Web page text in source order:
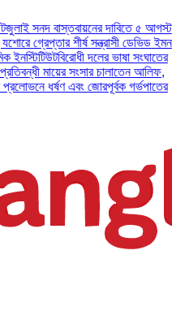
বাস্তবায়নের দাবিতে ৫ আগস্ট
শীর্ষ সন্ত্রাসী ডেভিড ইমন,
বিরোধী দলের ভাষা সংঘাতের
সংসার চালাতেন আলিফ,
ধর্ষণ এবং জোরপূর্বক গর্ভপাতের